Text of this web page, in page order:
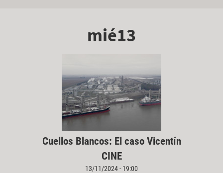
mié13
Cuellos Blancos: El caso Vicentín
CINE
13/11/2024 - 19:00